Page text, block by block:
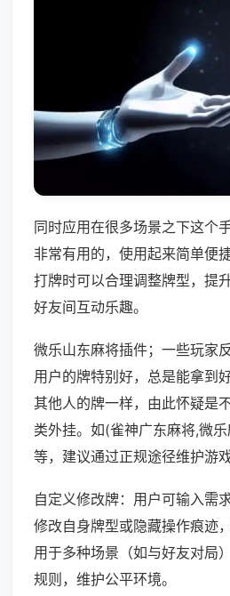
同时应用在很多场景之下这个
非常有用的，使用起来简单便
打牌时可以合理调整牌型，提
好友间互动乐趣。
微乐山东麻将插件；一些玩家
用户的牌特别好，总是能拿到
其他人的牌一样，由此怀疑是
类外挂。如(雀神广东麻将,微
等，建议通过正规途径维护游戏
自定义修改牌：用户可输入需
修改自身牌型或隐藏操作痕迹
用于多种场景（如与好友对局
规则，维护公平环境。